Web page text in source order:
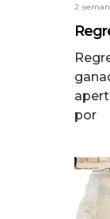
2
por